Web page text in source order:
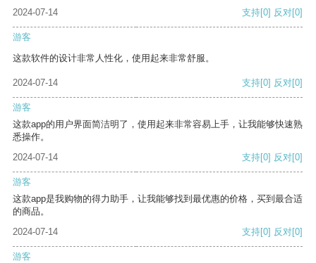
2024-07-14 支持[0] 反对[0]
游客
这款软件的设计非常人性化，使用起来非常舒服。
2024-07-14 支持[0] 反对[0]
游客
这款app的用户界面简洁明了，使用起来非常容易上手，让我能够快速熟
悉操作。
2024-07-14
支持[0] 反对[0]
游客
这款app是我购物的得力助手，让我能够找到最优惠的价格，买到最合适
的商品。
2024-07-14
支持[0] 反对[0]
游客